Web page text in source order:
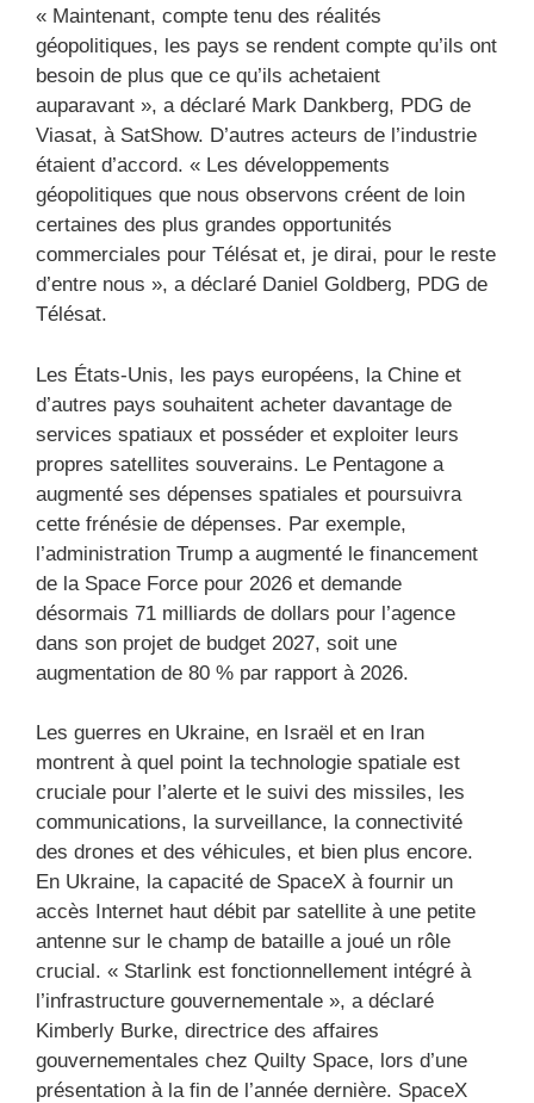
« Maintenant, compte tenu des réalités
géopolitiques, les pays se rendent compte qu’ils ont
besoin de plus que ce qu’ils achetaient
auparavant », a déclaré Mark Dankberg, PDG de
Viasat, à SatShow. D’autres acteurs de l’industrie
étaient d’accord. « Les développements
géopolitiques que nous observons créent de loin
certaines des plus grandes opportunités
commerciales pour Télésat et, je dirai, pour le reste
d’entre nous », a déclaré Daniel Goldberg, PDG de
Télésat.
Les États-Unis, les pays européens, la Chine et
d’autres pays souhaitent acheter davantage de
services spatiaux et posséder et exploiter leurs
propres satellites souverains. Le Pentagone a
augmenté ses dépenses spatiales et poursuivra
cette frénésie de dépenses. Par exemple,
l’administration Trump a augmenté le financement
de la Space Force pour 2026 et demande
désormais 71 milliards de dollars pour l’agence
dans son projet de budget 2027, soit une
augmentation de 80 % par rapport à 2026.
Les guerres en Ukraine, en Israël et en Iran
montrent à quel point la technologie spatiale est
cruciale pour l’alerte et le suivi des missiles, les
communications, la surveillance, la connectivité
des drones et des véhicules, et bien plus encore.
En Ukraine, la capacité de SpaceX à fournir un
accès Internet haut débit par satellite à une petite
antenne sur le champ de bataille a joué un rôle
crucial. « Starlink est fonctionnellement intégré à
l’infrastructure gouvernementale », a déclaré
Kimberly Burke, directrice des affaires
gouvernementales chez Quilty Space, lors d’une
présentation à la fin de l’année dernière. SpaceX